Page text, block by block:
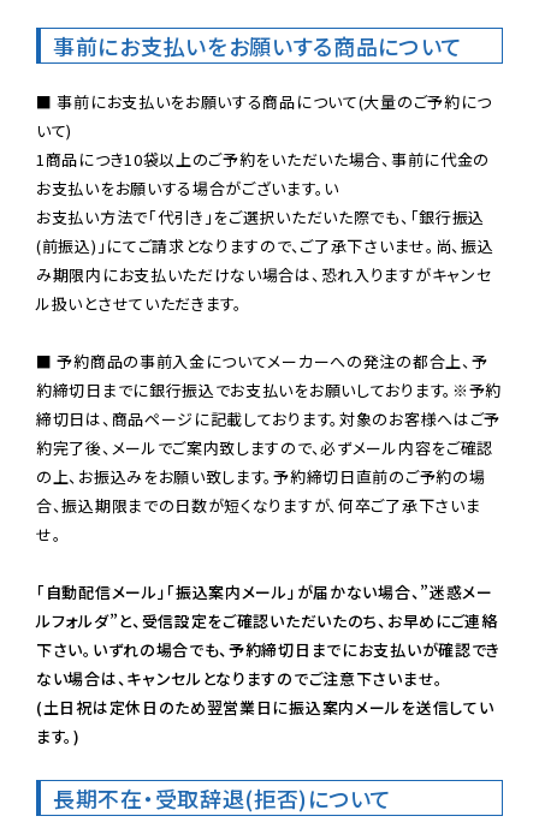
事前にお支払いをお願いする商品について
■ 事前にお支払いをお願いする商品について(大量のご予約につ
いて)
1商品につき10袋以上のご予約をいただいた場合、事前に代金の
お支払いをお願いする場合がございます。い
お支払い方法で「代引き」をご選択いただいた際でも、「銀行振込
(前振込)」にてご請求となりますので、ご了承下さいませ。尚、振込
み期限内にお支払いただけない場合は、恐れ入りますがキャンセ
ル扱いとさせていただきます。
■ 予約商品の事前入金についてメーカーへの発注の都合上、予
約締切日までに銀行振込でお支払いをお願いしております。※予約
締切日は、商品ページに記載しております。対象のお客様へはご予
約完了後、メールでご案内致しますので、必ずメール内容をご確認
の上、お振込みをお願い致します。予約締切日直前のご予約の場
合、振込期限までの日数が短くなりますが、何卒ご了承下さいま
せ。
「自動配信メール」「振込案内メール」が届かない場合、”迷惑メー
ルフォルダ”と、受信設定をご確認いただいたのち、お早めにご連絡
下さい。いずれの場合でも、予約締切日までにお支払いが確認でき
ない場合は、キャンセルとなりますのでご注意下さいませ。
(土日祝は定休日のため翌営業日に振込案内メールを送信してい
ます。)
長期不在・受取辞退(拒否)について